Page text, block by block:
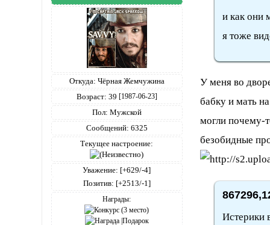
Откуда: Чёрная Жемчужина
Возраст: 39 [1987-06-23]
Пол: Мужской
Сообщений: 6325
Текущее настроение:
Уважение: [+629/-4]
Позитив: [+2513/-1]
Награды:
и как они
я тоже
У меня во
бабку и мать
могли почему-
безобидные
Истерики